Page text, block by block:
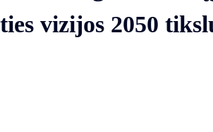
vizijos 2050